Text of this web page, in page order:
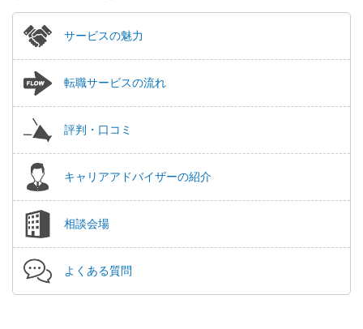
サービスの魅力
転職サービスの流れ
評判・口コミ
キャリアアドバイザーの紹介
相談会場
よくある質問